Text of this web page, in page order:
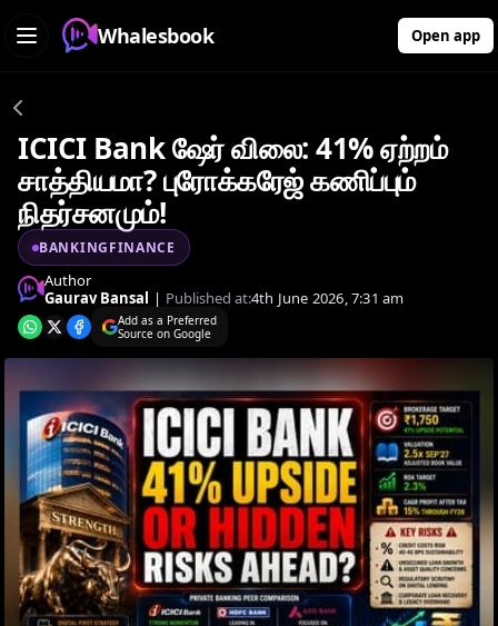
Whalesbook Open app
ICICI Bank ஷேர் விலை: 41% ஏற்றம்
சாத்தியமா? புரோக்கரேஜ் கணிப்பும்
நிதர்சனமும்!
BANKINGFINANCE
Author
Gaurav Bansal | Published at:4th June 2026, 7:31 am
Add as a Preferred
Source on Google